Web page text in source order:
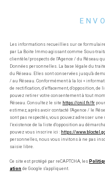
Les informations recueillies sur ce
par La Boite Immo agissant comme Sous-
clientèle/prospects de l'Agence / du Réseau
Données personnelles. La base légale du
du Réseau. Elles sont conservées jusqu'à
/ au Réseau. Conformément à la loi «
de rectification, d’effacement, d’opposition,
pouvez retirer votre consentement à tout
Réseau. Consultez le site https://cnil.fr/fr
estimez, après avoir contacté l'Agence / le
sont pas respectés, vous pouvez adresser
l’existence de la liste d'opposition au
pouvez vous inscrire ici : https://
personnelles, nous vous invitons à ne pas
saisie libre.
Ce site est protégé par reCAPTCHA, les
ation de Google s'appliquent.